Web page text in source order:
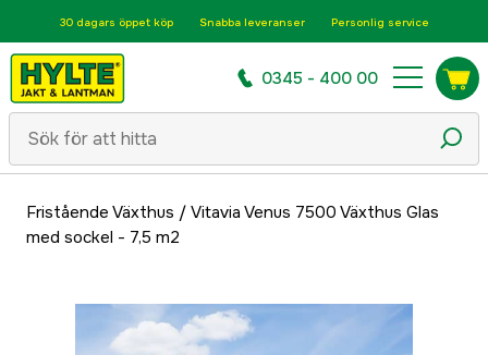
30 dagars öppet köp Snabba leveranser Personlig service
0345 - 400 00
Fristående Växthus / Vitavia Venus 7500 Växthus Glas
med sockel - 7,5 m2